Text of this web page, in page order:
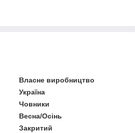
Власне виробництво
Україна
Човники
Весна/Осінь
Закритий